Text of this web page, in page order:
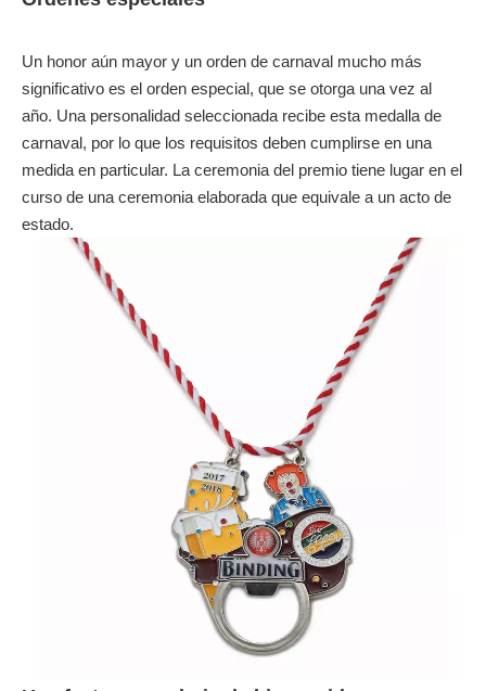
La historia de la orden
Incluso hoy en día, sin embargo, muchos pedidos contienen
motivos humorísticos y, a veces, se burlan de la justicia al
estilo del carnaval. En los primeros tiempos, se representan
eventos históricos importantes en las órdenes de carnaval,
incluida la historia, los edificios y la política local. Las
personalidades del carnaval, la política y la iglesia también
recibieron un lugar especial en las distintas órdenes.
Entonces, como ahora, el mensaje de los pedidos del carnaval
oscila entre la declaración gráfica, la burla y el homenaje